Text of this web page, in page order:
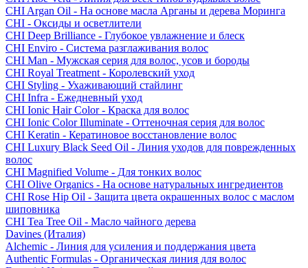
CHI Argan Oil - На основе масла Арганы и дерева Моринга
CHI - Оксиды и осветлители
CHI Deep Brilliance - Глубокое увлажнение и блеск
CHI Enviro - Система разглаживания волос
CHI Man - Мужская серия для волос, усов и бороды
CHI Royal Treatment - Королевский уход
CHI Styling - Ухаживающий стайлинг
CHI Infra - Ежедневный уход
CHI Ionic Hair Color - Краска для волос
CHI Ionic Color Illuminate - Оттеночная серия для волос
CHI Keratin - Кератиновое восстановление волос
CHI Luxury Black Seed Oil - Линия уходов для поврежденных
волос
CHI Magnified Volume - Для тонких волос
CHI Olive Organics - На основе натуральных ингредиентов
CHI Rose Hip Oil - Защита цвета окрашенных волос с маслом
шиповника
CHI Tea Tree Oil - Масло чайного дерева
Davines (Италия)
Alchemic - Линия для усиления и поддержания цвета
Authentic Formulas - Органическая линия для волос